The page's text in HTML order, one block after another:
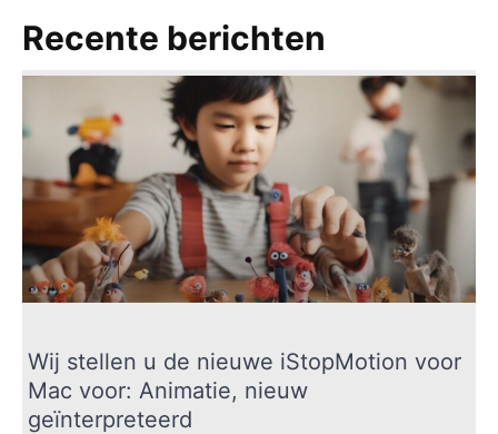
Recente berichten
Wij stellen u de nieuwe iStopMotion voor
Mac voor: Animatie, nieuw
geïnterpreteerd